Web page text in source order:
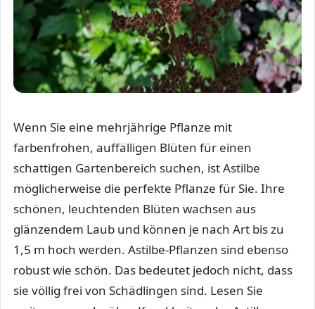
Wenn Sie eine mehrjährige Pflanze mit
farbenfrohen, auffälligen Blüten für einen
schattigen Gartenbereich suchen, ist Astilbe
möglicherweise die perfekte Pflanze für Sie. Ihre
schönen, leuchtenden Blüten wachsen aus
glänzendem Laub und können je nach Art bis zu
1,5 m hoch werden. Astilbe-Pflanzen sind ebenso
robust wie schön. Das bedeutet jedoch nicht, dass
sie völlig frei von Schädlingen sind. Lesen Sie